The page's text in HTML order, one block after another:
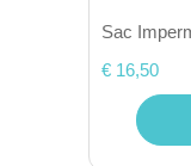
Sac
€ 16,50